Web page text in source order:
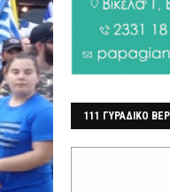
111 ΓΥΡΑΔΙΚΟ